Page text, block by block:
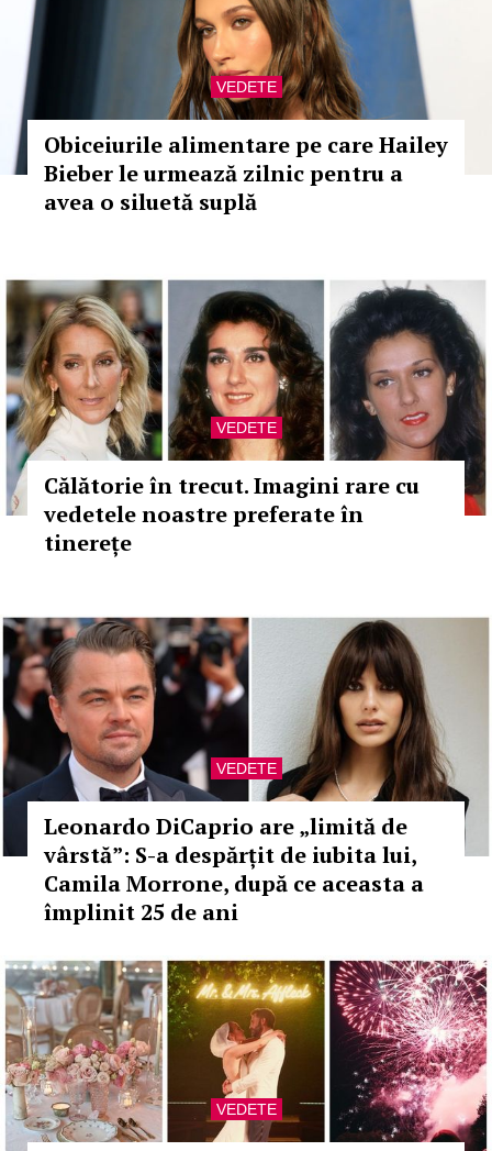
VEDETE
Obiceiurile alimentare pe care Hailey
Bieber le urmează zilnic pentru a
avea o siluetă suplă
VEDETE
Călătorie în trecut. Imagini rare cu
vedetele noastre preferate în
tinerețe
VEDETE
Leonardo DiCaprio are „limită de
vârstă”: S-a despărțit de iubita lui,
Camila Morrone, după ce aceasta a
împlinit 25 de ani
VEDETE